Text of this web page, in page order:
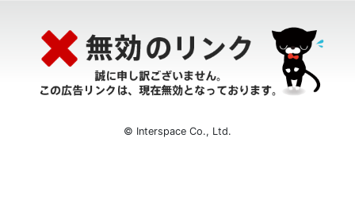
© Interspace Co., Ltd.